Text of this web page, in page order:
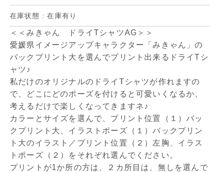
在庫状態 : 在庫有り
＜＜みきゃん ドライTシャツAG＞＞
愛媛県イメージアップキャラクター「みきゃん」の
バックプリント大を選んでプリント出来るドライTシ
ャツ♪
私だけのオリジナルのドライTシャツが作れますの
で、どこにどのポーズを付けると可愛いくなるか、
考えるだけで楽しくなってきますネ♪
カラーとサイズを選んで、プリント位置（１）バッ
クプリント大、イラストポーズ（１）バックプリン
ト大のイラスト／プリント位置（２）左胸、イラス
トポーズ（２）をそれぞれ選んでください。
プリントが1か所の方は、２カ所目は、無しを選んで